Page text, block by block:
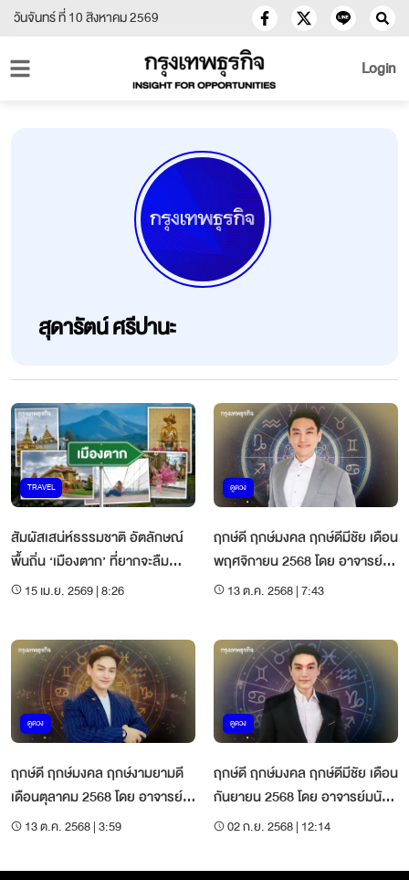
วันจันทร์ ที่ 10 สิงหาคม 2569
Login
สุดารัตน์ ศรีปานะ
TRAVEL
สัมผัสเสน่ห์ธรรมชาติ อัตลักษณ์
พื้นถิ่น ‘เมืองตาก’ ที่ยากจะลืม
เลือน15 เม.ย. 2569 | 8:26
ดูดวง
ฤกษ์ดี ฤกษ์มงคล ฤกษ์ดีมีชัย เดือน
พฤศจิกายน 2568 โดย อาจารย์
มนัสกวิญ ชางประยูร
13 ต.ค. 2568 | 7:43
ดูดวง
ฤกษ์ดี ฤกษ์มงคล ฤกษ์งามยามดี
เดือนตุลาคม 2568 โดย อาจารย์
มนัสกวิญ ชางประยูร
13 ต.ค. 2568 | 3:59
ดูดวง
ฤกษ์ดี ฤกษ์มงคล ฤกษ์ดีมีชัย เดือน
กันยายน 2568 โดย อาจารย์มนัสก
วิญ ชางประยูร
02 ก.ย. 2568 | 12:14